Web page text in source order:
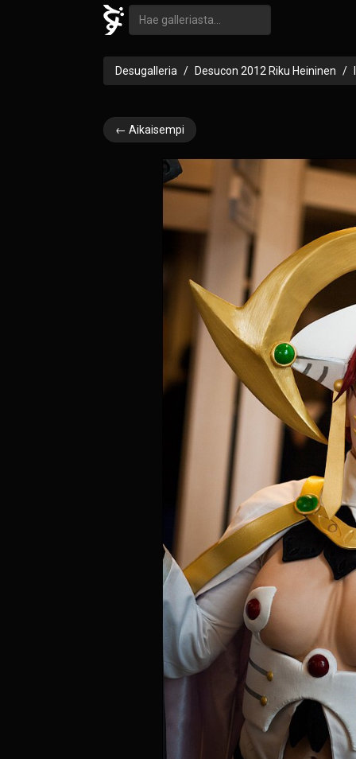
Desugalleria Desucon 2012 Riku Heininen
← Aikaisempi